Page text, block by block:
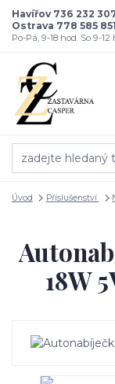
Havířov 736 232
Ostrava 778 585 851
Po-Pá, 9-18 hod. So 9-12
Úvod Příslušenství
18W